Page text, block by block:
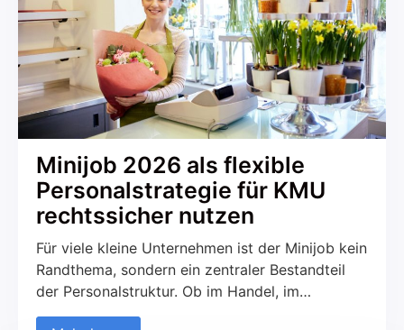
und worauf sollte geachtet werden?
Minijob 2026 als flexible
Personalstrategie für KMU
rechtssicher nutzen
Für viele kleine Unternehmen ist der Minijob kein
Randthema, sondern ein zentraler Bestandteil
der Personalstruktur. Ob im Handel, im
Handwerk, in der Gastronomie oder im